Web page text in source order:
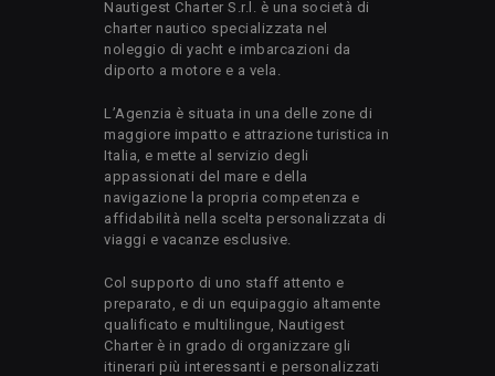
Nautigest Charter S.r.l. è una società di
charter nautico specializzata nel
noleggio di yacht e imbarcazioni da
diporto a motore e a vela.
L’Agenzia è situata in una delle zone di
maggiore impatto e attrazione turistica in
Italia, e mette al servizio degli
appassionati del mare e della
navigazione la propria competenza e
affidabilità nella scelta personalizzata di
viaggi e vacanze esclusive.
Col supporto di uno staff attento e
preparato, e di un equipaggio altamente
qualificato e multilingue, Nautigest
Charter è in grado di organizzare gli
itinerari più interessanti e personalizzati